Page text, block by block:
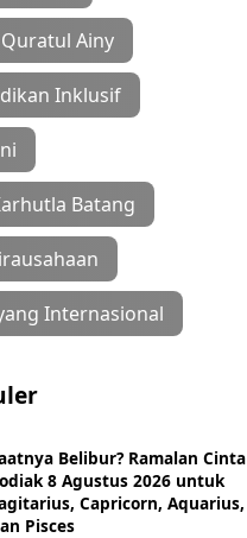
Quratul Ainy
Inklusif
Batang
Internasional
Belibur? Ramalan Cinta
8 Agustus 2026 untuk
Capricorn, Aquarius,
Pisces